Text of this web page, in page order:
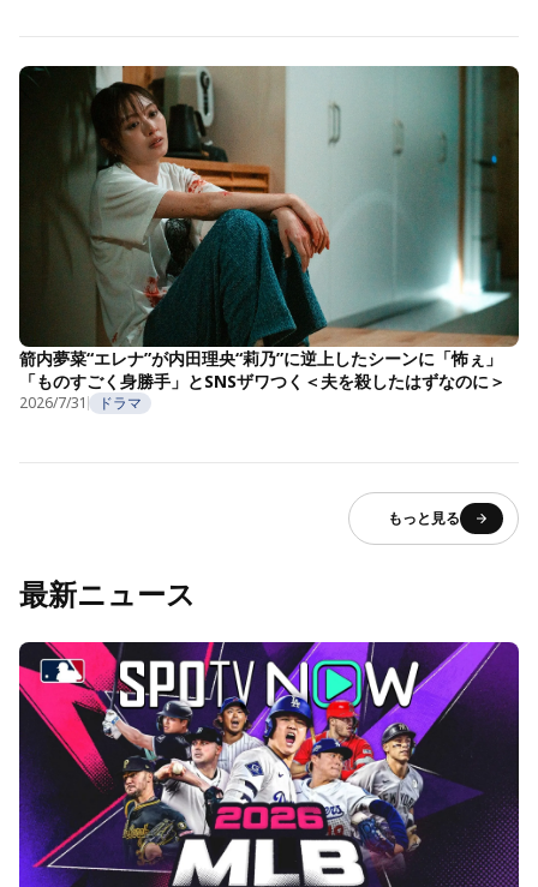
箭内夢菜“エレナ”が内田理央“莉乃”に逆上したシーンに「怖ぇ」
「ものすごく身勝手」とSNSザワつく＜夫を殺したはずなのに＞
2026/7/31 ドラマ
もっと見る
最新ニュース